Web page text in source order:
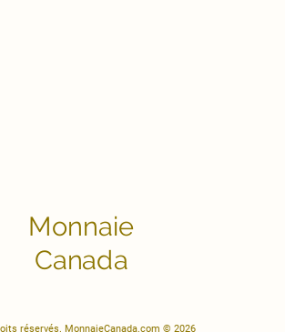
Monnaie
Canada
réservés. MonnaieCanada.com © 2026